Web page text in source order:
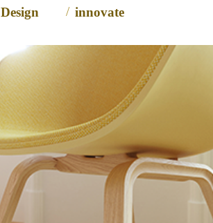
Design / innovate